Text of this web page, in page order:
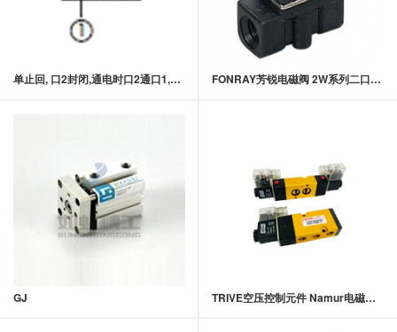
单止回, 口2封闭,通电时口2通口1,快速关闭型常闭提动轴型电磁方向阀 FONRAY芳锐电磁阀 2W系列二口二位直动式电磁阀
GJ TRIVE空压控制元件 Namur电磁阀 TM-522系列